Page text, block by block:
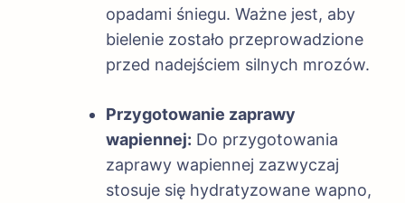
opadami śniegu. Ważne jest, aby
bielenie zostało przeprowadzione
przed nadejściem silnych mrozów.
Przygotowanie zaprawy
wapiennej: Do przygotowania
zaprawy wapiennej zazwyczaj
stosuje się hydratyzowane wapno,